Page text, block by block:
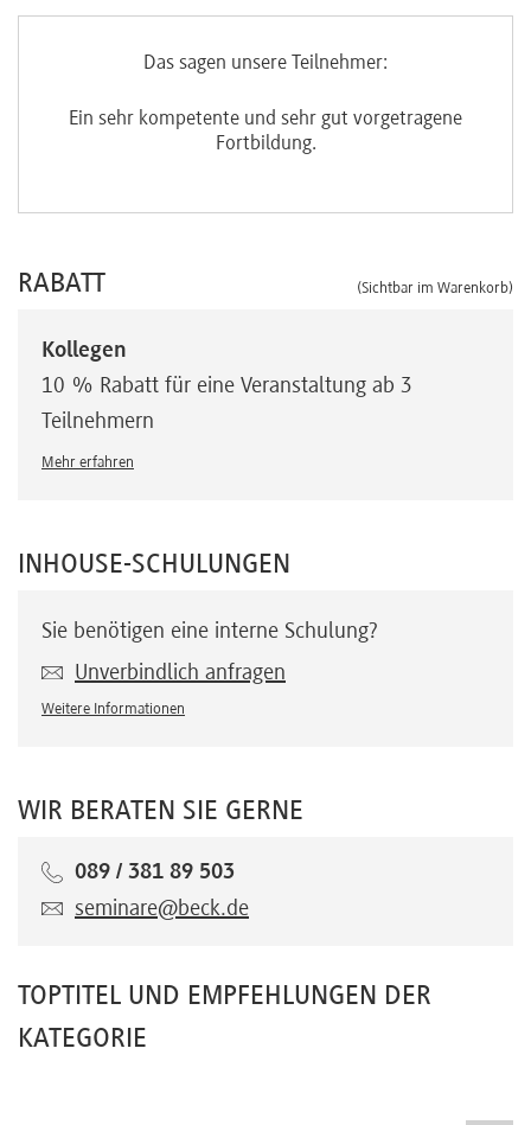
Das sagen unsere Teilnehmer:
Ein sehr kompetente und sehr gut vorgetragene
Fortbildung.
RABATT (Sichtbar im Warenkorb)
Kollegen
10 % Rabatt für eine Veranstaltung ab 3
Teilnehmern
Mehr erfahren
INHOUSE-SCHULUNGEN
Sie benötigen eine interne Schulung?
Unverbindlich anfragen
Weitere Informationen
WIR BERATEN SIE GERNE
089 / 381 89 503
seminare@beck.de
TOPTITEL UND EMPFEHLUNGEN DER
KATEGORIE